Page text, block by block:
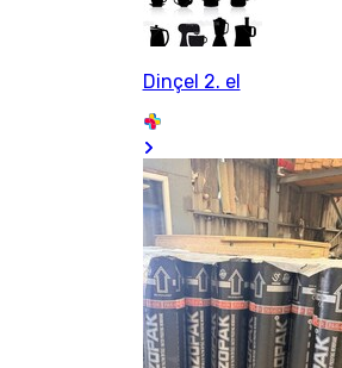
Dinçel 2. el